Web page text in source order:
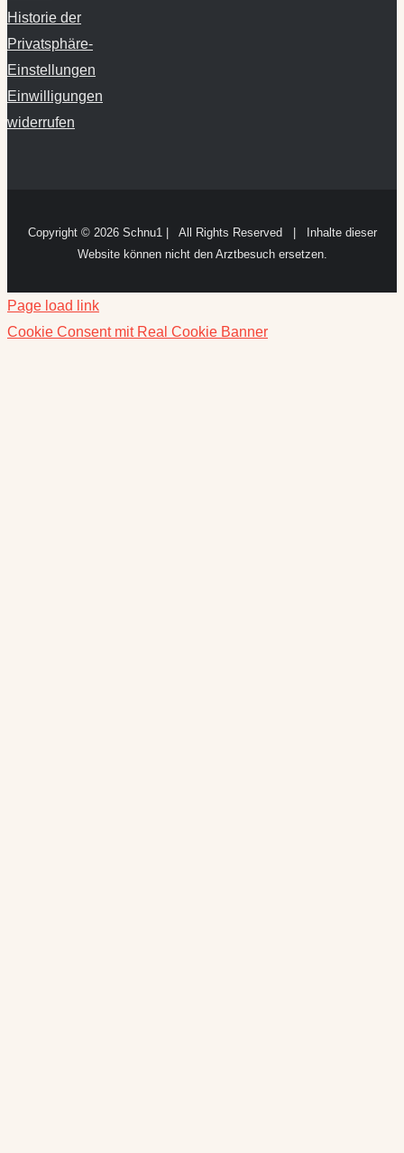
Historie der
Privatsphäre-
Einstellungen
Einwilligungen
widerrufen
Copyright © 2026 Schnu1 | All Rights Reserved | Inhalte dieser
Website können nicht den Arztbesuch ersetzen.
Page load link
Cookie Consent mit Real Cookie Banner